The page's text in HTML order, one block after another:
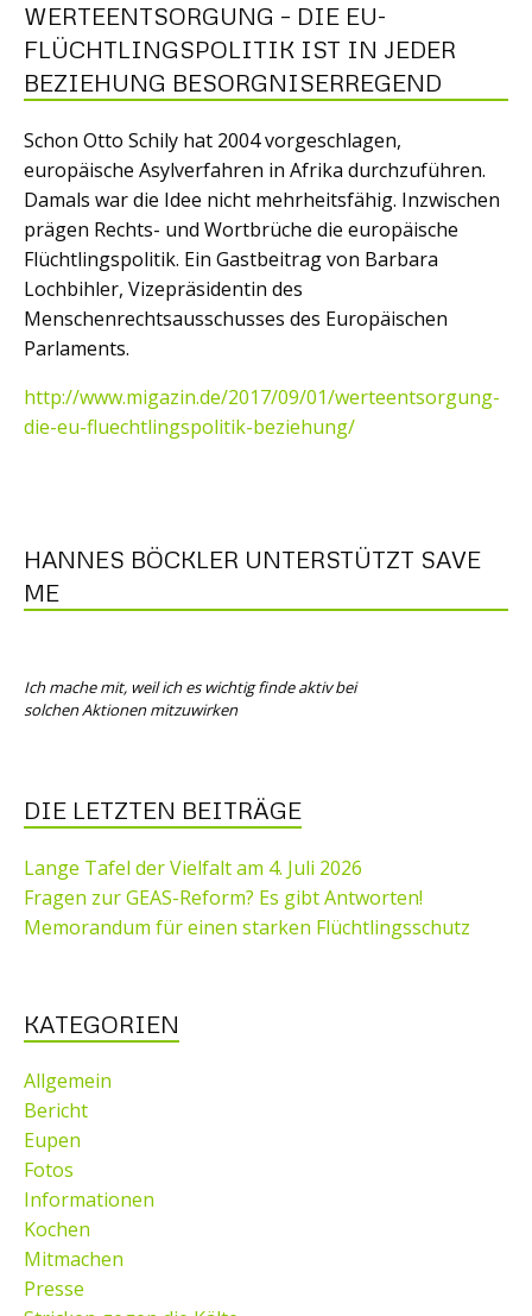
WERTEENTSORGUNG – DIE EU-
FLÜCHTLINGSPOLITIK IST IN JEDER
BEZIEHUNG BESORGNISERREGEND
Schon Otto Schily hat 2004 vorgeschlagen,
europäische Asylverfahren in Afrika durchzuführen.
Damals war die Idee nicht mehrheitsfähig. Inzwischen
prägen Rechts- und Wortbrüche die europäische
Flüchtlingspolitik. Ein Gastbeitrag von Barbara
Lochbihler, Vizepräsidentin des
Menschenrechtsausschusses des Europäischen
Parlaments.
http://www.migazin.de/2017/09/01/werteentsorgung-
die-eu-fluechtlingspolitik-beziehung/
HANNES BÖCKLER UNTERSTÜTZT SAVE
ME
Ich mache mit, weil ich es wichtig finde aktiv bei
solchen Aktionen mitzuwirken
DIE LETZTEN BEITRÄGE
Lange Tafel der Vielfalt am 4. Juli 2026
Fragen zur GEAS-Reform? Es gibt Antworten!
Memorandum für einen starken Flüchtlingsschutz
KATEGORIEN
Allgemein
Bericht
Eupen
Fotos
Informationen
Kochen
Mitmachen
Presse